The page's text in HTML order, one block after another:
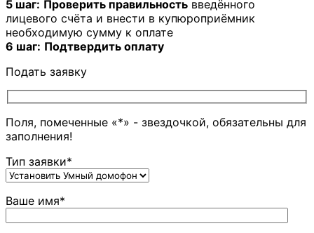
5 шаг: Проверить правильность введённого
лицевого счёта и внести в купюроприёмник
необходимую сумму к оплате
6 шаг: Подтвердить оплату
Подать заявку
Поля, помеченные «*» - звездочкой, обязательны для
заполнения!
Тип заявки*
Ваше имя*